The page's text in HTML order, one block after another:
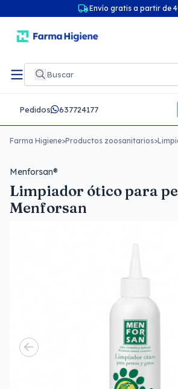
Envío gratis a partir de
Pedidos 637724177
Farma Higiene>Productos zoosanitarios>
Menforsan®
Limpiador ótico para
Menforsan